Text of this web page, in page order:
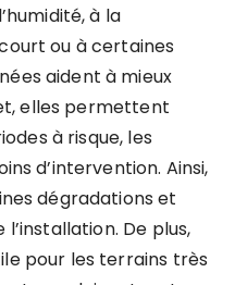
à la
ou à certaines
aident à mieux
elles permettent
à risque, les
d’intervention. Ainsi,
dégradations et
De plus,
pour les terrains très